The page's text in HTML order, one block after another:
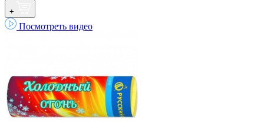
+
Посмотреть видео